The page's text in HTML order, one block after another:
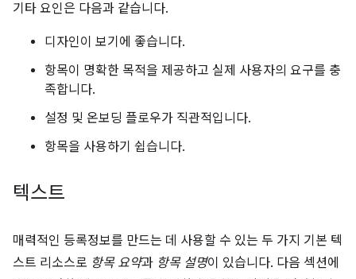
기타 요인은 다음과 같습니다.
디자인이 보기에 좋습니다.
항목이 명확한 목적을 제공하고 실제 사용자의 요구를 충
족합니다.
설정 및 온보딩 플로우가 직관적입니다.
항목을 사용하기 쉽습니다.
텍스트
매력적인 등록정보를 만드는 데 사용할 수 있는 두 가지 기본 텍
스트 리소스로 항목 요약과 항목 설명이 있습니다. 다음 섹션에